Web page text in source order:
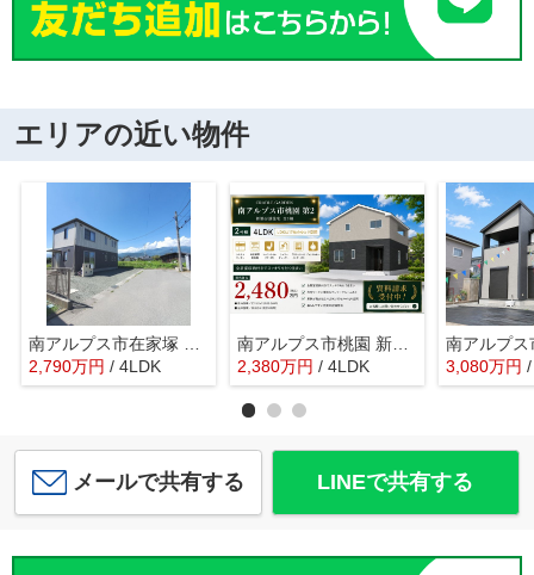
エリアの近い物件
南アルプス市在家塚 Ｈ24年セキスイハイム施工 オール電化中古
2,790万円 / 4LDK
南アルプス市桃園 新築戸建全2棟 2号棟 南道路で日当良好
2,380万円 / 4LDK 3,080万円
メールで共有する LINEで共有する